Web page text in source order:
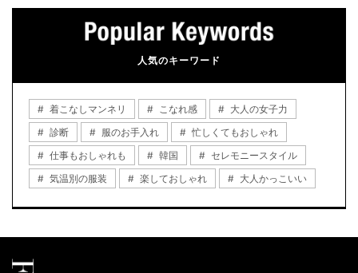
人気のキーワード
着こなしマンネリ こなれ感
大人の女子力
診断
服のお手入れ
忙しくてもおしゃれ
仕事もおしゃれも
韓国
セレモニースタイル
気温別の服装
楽しておしゃれ 大人かっこいい